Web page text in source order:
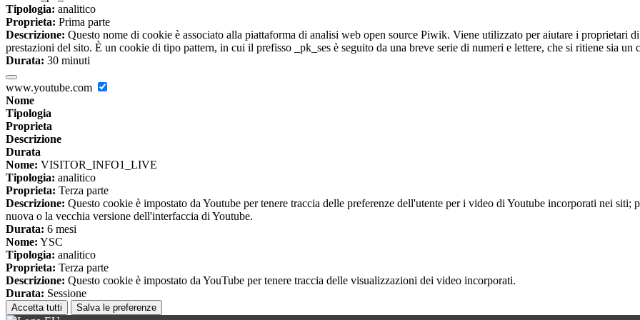
Tipologia: analitico
Proprieta: Prima parte
Descrizione: Questo nome di cookie è associato alla piattaforma di analisi web open source Piwik. Viene utilizzato per aiutare i proprietari
prestazioni del sito. È un cookie di tipo pattern, in cui il prefisso _pk_ses è seguito da una breve serie di numeri e lettere, che si ritiene sia
Durata: 30 minuti
www.youtube.com
Nome
Tipologia
Proprieta
Descrizione
Durata
Nome: VISITOR_INFO1_LIVE
Tipologia: analitico
Proprieta: Terza parte
Descrizione: Questo cookie è impostato da Youtube per tenere traccia delle preferenze dell'utente per i video di Youtube incorporati nei
nuova o la vecchia versione dell'interfaccia di Youtube.
Durata: 6 mesi
Nome: YSC
Tipologia: analitico
Proprieta: Terza parte
Descrizione: Questo cookie è impostato da YouTube per tenere traccia delle visualizzazioni dei video incorporati.
Durata: Sessione
Accetta tutti Salva le preferenze